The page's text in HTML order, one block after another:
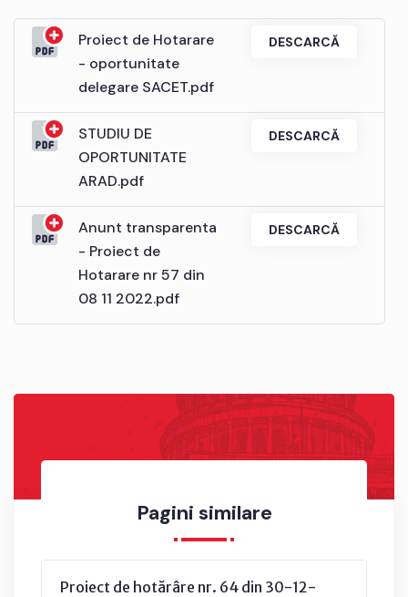
Pagini similare
Proiect de hotărâre nr. 64 din 30-12-
Proiect de Hotarare
- oportunitate
delegare SACET.pdf
DESCARCĂ
STUDIU DE
OPORTUNITATE
ARAD.pdf
DESCARCĂ
Anunt transparenta
- Proiect de
Hotarare nr 57 din
08 11 2022.pdf
DESCARCĂ